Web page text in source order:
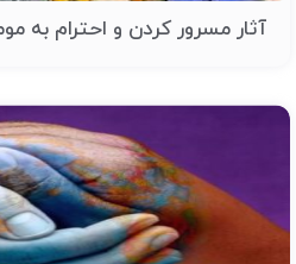
آثار مسرور کردن و احترام به